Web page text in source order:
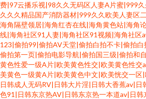
费|97云播乐视|98久久无码区人妻A片蜜|999
久久久精品国产消防器材|999久久欧美人妻区
海角隔壁领居|海角红杏在线|海角黄色站|海角
线|海角社区91人妻|海角社区91视频|海角社区
123|偷拍99|偷拍AV天堂|偷拍白拍不卡|偷拍
偷拍第一页|偷拍电影导航|偷拍国三级|偷拍和
黄色性爱一级A片|欧美黄色性交|欧美黄色性交
美黄色一级黄A片|欧美黄色中文|欧美恍交一
日韩成人无码RV|日韩大片淫|日韩大香蕉av|日
色91|日韩东京热AV|日韩东京热一本道av|日